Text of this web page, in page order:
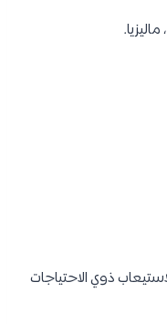
ذوي الاحتياجات